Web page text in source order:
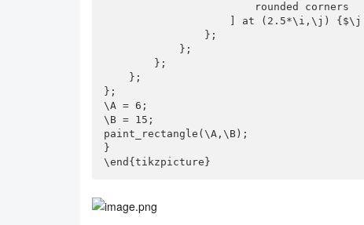
};
\A = 6;
\B = 15;
paint_rectangle(\A,\B);
}
\end{tikzpicture}